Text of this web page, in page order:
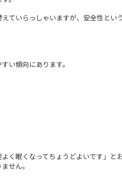
ていらっしゃいますが、安全性という
い傾向にあります。
く眠くなってちょうどよいです」と
せん。